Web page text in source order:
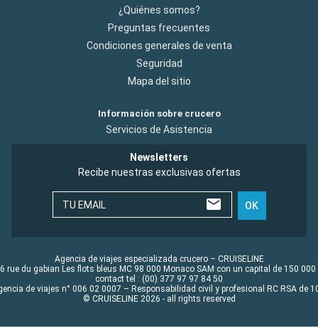
¿Quiénes somos?
Preguntas frecuentes
Condiciones generales de venta
Seguridad
Mapa del sitio
Información sobre crucero
Servicios de Asistencia
Newsletters
Recibe nuestras exclusivas ofertas
TU EMAIL OK
Agencia de viajes especializada crucero – CRUISELINE
rue du gabian Les flots bleus MC 98 000 Monaco SAM con un capital de 150 000
contact tel : (00) 377 97 97 84 50
de viajes n° 006 02 0007 – Responsabilidad civil y profesional RC RSA de
© CRUISELINE 2026 - all rights reserved